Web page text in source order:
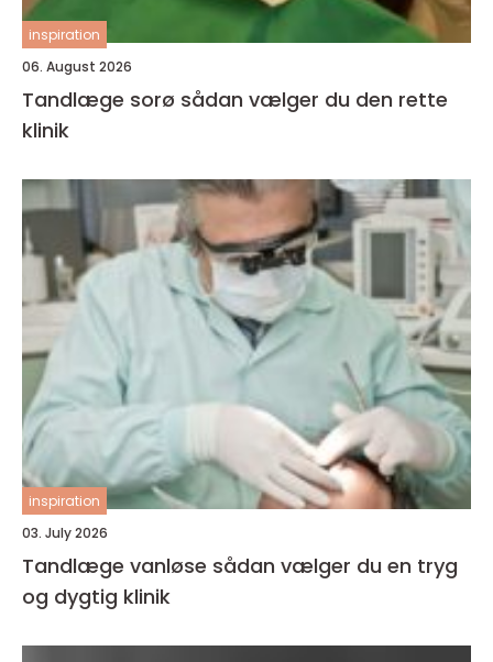
inspiration
06. August 2026
Tandlæge sorø sådan vælger du den rette
klinik
inspiration
03. July 2026
Tandlæge vanløse sådan vælger du en tryg
og dygtig klinik